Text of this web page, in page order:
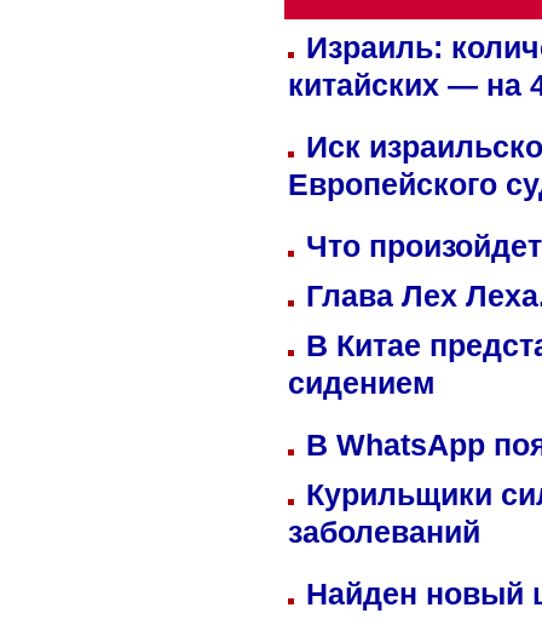
Израиль:
китайских — на
Иск
Европейского
Что
Глава Лех
В Китае
сидением
В WhatsApp
Курильщики
заболеваний
Найден